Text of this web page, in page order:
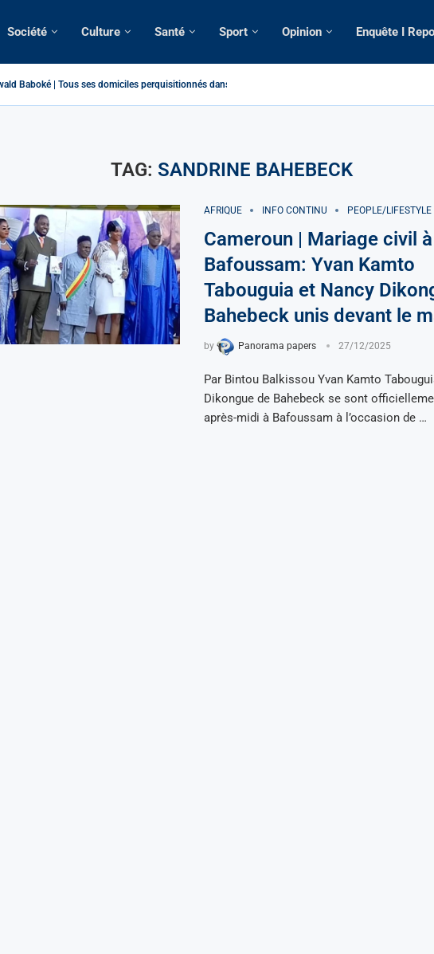
Société Culture Santé Sport Opinion Enquête I
Baboké | Tous ses domiciles perquisitionnés dans le...
TAG: SANDRINE BAHEBECK
AFRIQUE INFO CONTINU PEOPLE/LIFESTYLE
Cameroun | Mariage civil à
Bafoussam: Yvan Kamto
Tabouguia et Nancy
Bahebeck unis devant le
by Panorama papers 27/12/2025
Par Bintou Balkissou Yvan Kamto
Dikongue de Bahebeck se sont
après-midi à Bafoussam à l’occasion de …